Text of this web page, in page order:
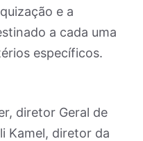
e a
a cada uma
específicos.
diretor Geral de
Kamel, diretor da